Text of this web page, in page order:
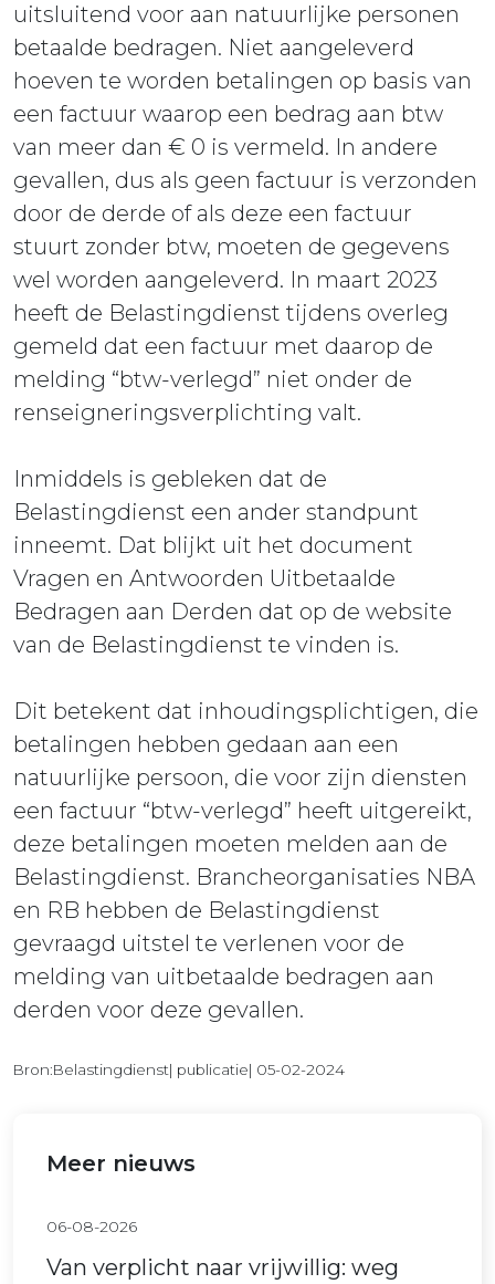
uitsluitend voor aan natuurlijke personen
betaalde bedragen. Niet aangeleverd
hoeven te worden betalingen op basis van
een factuur waarop een bedrag aan btw
van meer dan € 0 is vermeld. In andere
gevallen, dus als geen factuur is verzonden
door de derde of als deze een factuur
stuurt zonder btw, moeten de gegevens
wel worden aangeleverd. In maart 2023
heeft de Belastingdienst tijdens overleg
gemeld dat een factuur met daarop de
melding “btw-verlegd” niet onder de
renseigneringsverplichting valt.
Inmiddels is gebleken dat de
Belastingdienst een ander standpunt
inneemt. Dat blijkt uit het document
Vragen en Antwoorden Uitbetaalde
Bedragen aan Derden dat op de website
van de Belastingdienst te vinden is.
Dit betekent dat inhoudingsplichtigen, die
betalingen hebben gedaan aan een
natuurlijke persoon, die voor zijn diensten
een factuur “btw-verlegd” heeft uitgereikt,
deze betalingen moeten melden aan de
Belastingdienst. Brancheorganisaties NBA
en RB hebben de Belastingdienst
gevraagd uitstel te verlenen voor de
melding van uitbetaalde bedragen aan
derden voor deze gevallen.
Bron:Belastingdienst| publicatie| 05-02-2024
Meer nieuws
06-08-2026
Van verplicht naar vrijwillig: weg